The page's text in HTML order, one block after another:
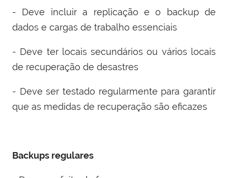
- Deve incluir a replicação e o backup de
dados e cargas de trabalho essenciais
- Deve ter locais secundários ou vários locais
de recuperação de desastres
- Deve ser testado regularmente para garantir
que as medidas de recuperação são eficazes
Backups regulares